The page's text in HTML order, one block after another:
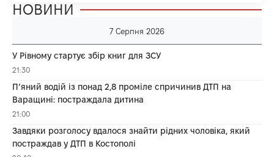
НОВИНИ
7 Серпня 2026
У Рівному стартує збір книг для ЗСУ
21:30
П’яний водій із понад 2,8 проміле спричинив ДТП на
Варащині: постраждала дитина
21:00
Завдяки розголосу вдалося знайти рідних чоловіка, який
постраждав у ДТП в Костополі